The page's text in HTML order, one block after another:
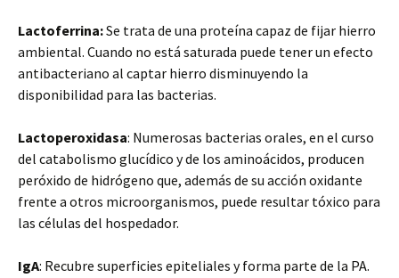
Lactoferrina:Se trata de una proteína capaz de fijar hierro
ambiental. Cuando no está saturada puede tener un efecto
antibacteriano al captar hierro disminuyendo la
disponibilidad para las bacterias.
Lactoperoxidasa: Numerosas bacterias orales, en el curso
del catabolismo glucídico y de los aminoácidos, producen
peróxido de hidrógeno que, además de su acción oxidante
frente a otros microorganismos, puede resultar tóxico para
las células del hospedador.
IgA: Recubre superficies epiteliales y forma parte de la PA.